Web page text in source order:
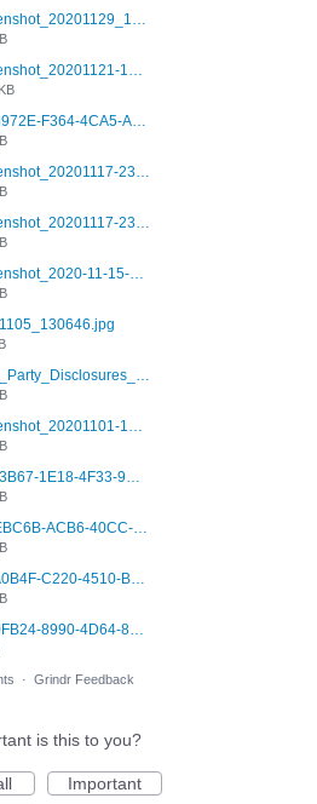
Screenshot_20201129_194344_com.grindrapp.android.jpg
Screenshot_20201121-135006.png
3C26972E-F364-4CA5-A5D2-E0AC042C17D2.png
Screenshot_20201117-230735.png
Screenshot_20201117-230848.png
Screenshot_2020-11-15-22-08-28-34_0b220821f310a9cc22e9def9d32cbfd4.jpg
Third_Party_Disclosures_-_20200629 (1).pdf
Screenshot_20201101-162951_Grindr.jpg
23263B67-1E18-4F33-9D61-2EE4BE273B3B.png
C79EBC6B-ACB6-40CC-AC4B-8B841FFFEC78.png
9A8A0B4F-C220-4510-B2C9-181DF0E236C0.jpeg
1EA0FB24-8990-4D64-8303-37BCCDA597EE.png
· Grindr Feedback
is this to you?
Important